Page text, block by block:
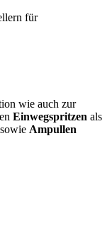
für
wie auch zur
Einwegspritzen als
sowie Ampullen